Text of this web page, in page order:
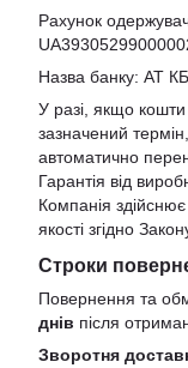
Рахунок
Назва банку: АТ
У разі, якщо кошти
зазначений
автоматично
Гарантія від
Компанія
якості згідно
Строки
Повернення та
днів після
Зворотня